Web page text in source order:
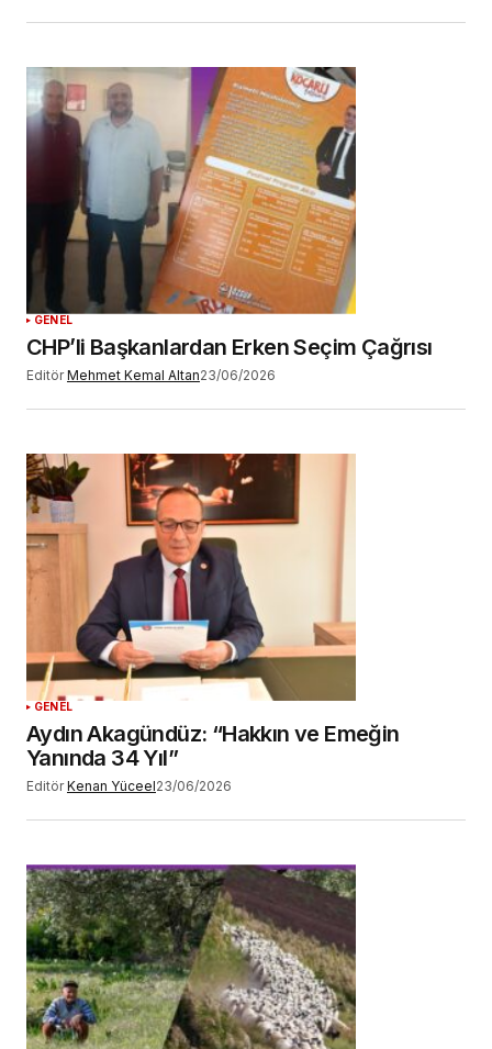
GENEL
CHP’li Başkanlardan Erken Seçim Çağrısı
Editör Mehmet Kemal Altan23/06/2026
GENEL
Aydın Akagündüz: “Hakkın ve Emeğin
Yanında 34 Yıl”
Editör Kenan Yüceel23/06/2026